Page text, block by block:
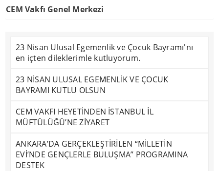
CEM Vakfı Genel Merkezi
23 Nisan Ulusal Egemenlik ve Çocuk Bayramı'nı
en içten dileklerimle kutluyorum.
23 NİSAN ULUSAL EGEMENLİK VE ÇOCUK
BAYRAMI KUTLU OLSUN
CEM VAKFI HEYETİNDEN İSTANBUL İL
MÜFTÜLÜĞÜ’NE ZİYARET
ANKARA’DA GERÇEKLEŞTİRİLEN “MİLLETİN
EVİ’NDE GENÇLERLE BULUŞMA” PROGRAMINA
DESTEK